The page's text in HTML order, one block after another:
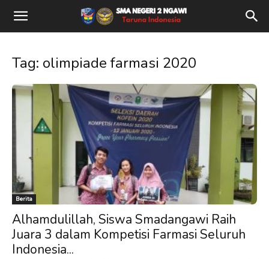
Tag: olimpiade farmasi 2020
Berita
Alhamdulillah, Siswa Smadangawi Raih
Juara 3 dalam Kompetisi Farmasi Seluruh
Indonesia...